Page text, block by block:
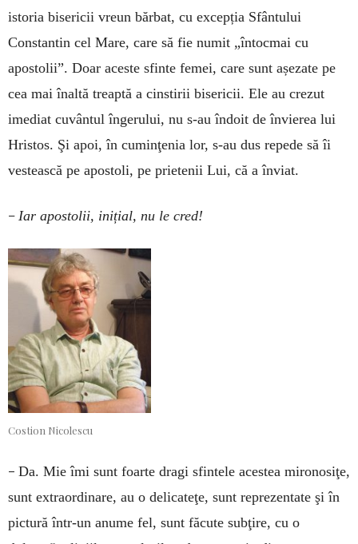
istoria bisericii vreun bărbat, cu excepția Sfântului
Constantin cel Mare, care să fie numit „întocmai cu
apostolii”. Doar aceste sfinte femei, care sunt așezate pe
cea mai înaltă treaptă a cinstirii bisericii. Ele au crezut
imediat cuvântul îngerului, nu s-au îndoit de învierea lui
Hristos. Şi apoi, în cuminţenia lor, s-au dus repede să îi
vestească pe apostoli, pe prietenii Lui, că a înviat.
– Iar apostolii, inițial, nu le cred!
Costion Nicolescu
– Da. Mie îmi sunt foarte dragi sfintele acestea mironosiţe,
sunt extraordinare, au o delicateţe, sunt reprezentate şi în
pictură într-un anume fel, sunt făcute subţire, cu o